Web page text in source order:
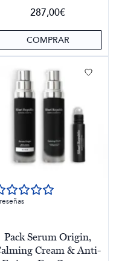
287,00€
COMPRAR
Pack Serum Origin,
Cream & Anti-